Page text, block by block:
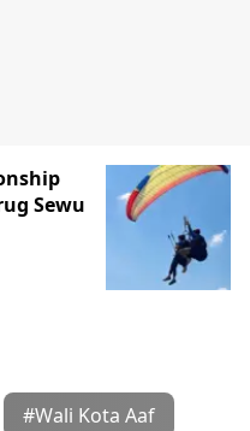
Sewu
#Wali Kota Aaf